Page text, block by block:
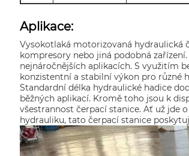
Aplikace:
Vysokotlaká motorizovaná hydraulická
kompresory nebo jiná podobná
nejnáročnějších aplikacích. S využitím
konzistentní a stabilní výkon pro různé
Standardní délka hydraulické hadice
běžných aplikací. Kromě toho jsou k
všestrannost čerpací stanice. Ať už jde
hydrauliku, tato čerpací stanice